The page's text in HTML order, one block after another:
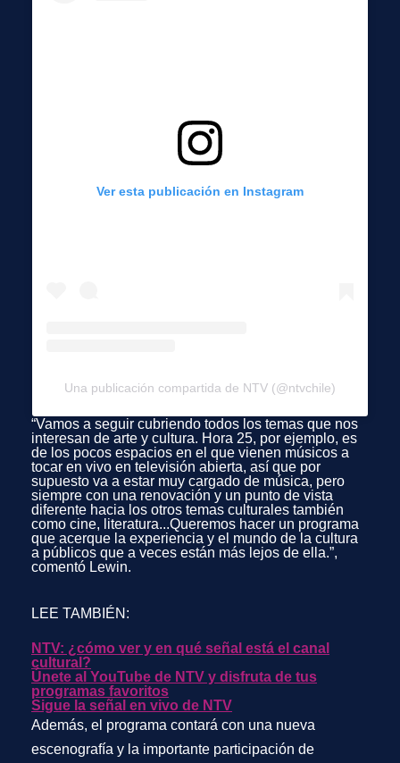
Ver esta publicación en Instagram
Una publicación compartida de NTV (@ntvchile)
“Vamos a seguir cubriendo todos los temas que nos
interesan de arte y cultura. Hora 25, por ejemplo, es
de los pocos espacios en el que vienen músicos a
tocar en vivo en televisión abierta, así que por
supuesto va a estar muy cargado de música, pero
siempre con una renovación y un punto de vista
diferente hacia los otros temas culturales también
como cine, literatura...Queremos hacer un programa
que acerque la experiencia y el mundo de la cultura
a públicos que a veces están más lejos de ella.”,
comentó Lewin.
LEE TAMBIÉN:
NTV: ¿cómo ver y en qué señal está el canal
cultural?
Únete al YouTube de NTV y disfruta de tus
programas favoritos
Sigue la señal en vivo de NTV
Además, el programa contará con una nueva
escenografía y la importante participación de